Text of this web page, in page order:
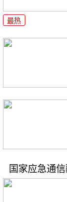
最热
国家应急通